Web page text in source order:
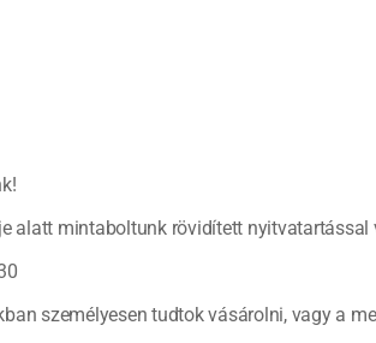
alatt mintaboltunk rövidített nyitvatartással
személyesen tudtok vásárolni, vagy a